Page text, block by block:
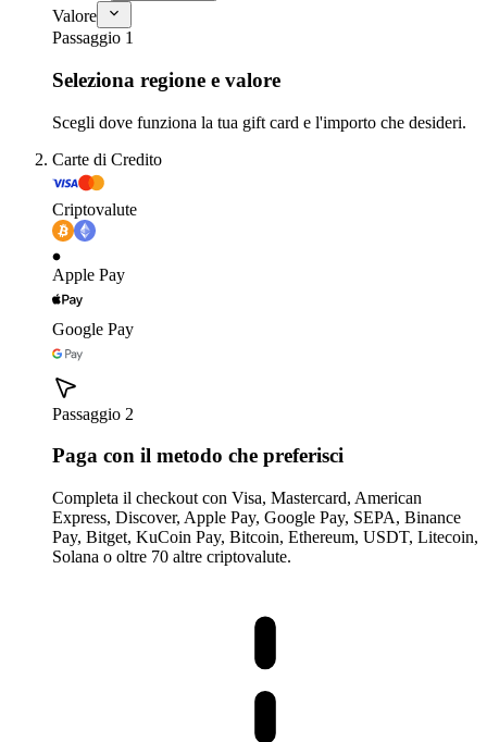
Valore
Passaggio 1
Seleziona regione e valore
Scegli dove funziona la tua gift card e l'importo che desideri.
Carte di Credito
Criptovalute
Apple Pay
Google Pay
Passaggio 2
Paga con il metodo che preferisci
Completa il checkout con Visa, Mastercard, American
Express, Discover, Apple Pay, Google Pay, SEPA, Binance
Pay, Bitget, KuCoin Pay, Bitcoin, Ethereum, USDT, Litecoin,
Solana o oltre 70 altre criptovalute.